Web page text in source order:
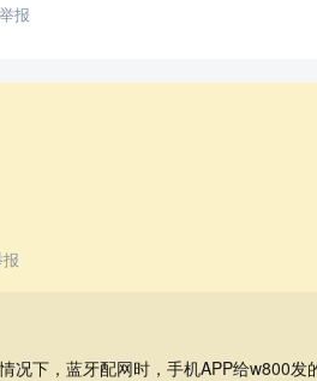
举报
况下，蓝牙配网时，手机APP给w800发